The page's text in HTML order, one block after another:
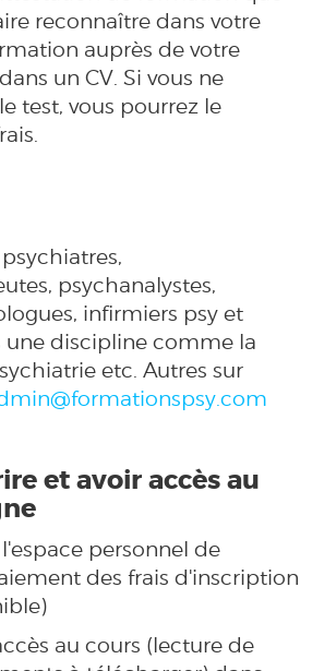
reconnaître dans votre
auprès de votre
un CV. Si vous ne
test, vous pourrez le
psychanalystes,
infirmiers psy et
une discipline comme la
etc. Autres sur
et avoir accès au
personnel de
des frais d'inscription
au cours (lecture de